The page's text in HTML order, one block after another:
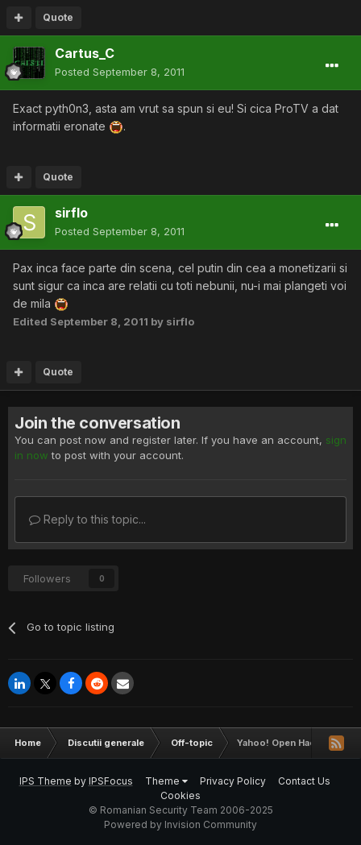
Quote
Cartus_C
Posted September 8, 2011
Exact pyth0n3, asta am vrut sa spun si eu! Si cica ProTV a dat
informatii eronate
.
Quote
sirflo
Posted September 8, 2011
Pax inca face parte din scena, cel putin din cea a monetizarii si
sunt sigur ca inca are relatii cu toti nebunii, nu-i mai plangeti voi
de mila
Edited September 8, 2011 by sirflo
Quote
Join the conversation
You can post now and register later. If you have an account, sign
in now to post with your account.
Reply to this topic...
Followers 0
Go to topic listing
Home Discutii generale Off-topic Yahoo! Open Hack
IPS Theme by IPSFocus Theme Privacy Policy
Contact Us
Cookies
© Romanian Security Team 2006-2025
Powered by Invision Community